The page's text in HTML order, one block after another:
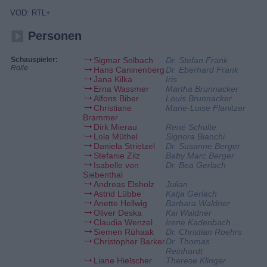
VOD: RTL+
Personen
Schauspieler:
Rolle
Sigmar Solbach
Dr. Stefan Frank
Hans Caninenberg Dr. Eberhard Frank
Jana Kilka
Iris
Erna Wassmer
Martha Brunnacker
Alfons Biber
Louis Brunnacker
Christiane
Brammer
Marie-Luise Flanitzer
Dirk Mierau
René Schulte
Lola Müthel
Signora Bianchi
Daniela Strietzel
Dr. Susanne Berger
Stefanie Zilz
Baby Marc Berger
Isabelle von
Siebenthal
Dr. Bea Gerlach
Andreas Elsholz
Julian
Astrid Lübbe
Katja Gerlach
Anette Hellwig
Barbara Waldner
Oliver Deska
Kai Waldner
Claudia Wenzel
Irene Kadenbach
Siemen Rühaak
Dr. Christian Roehrs
Christopher BarkerDr. Thomas
Reinhardt
Liane Hielscher
Therese Klinger